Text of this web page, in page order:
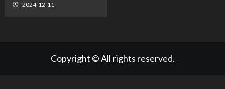
2024-12-11
Copyright © All rights reserved.